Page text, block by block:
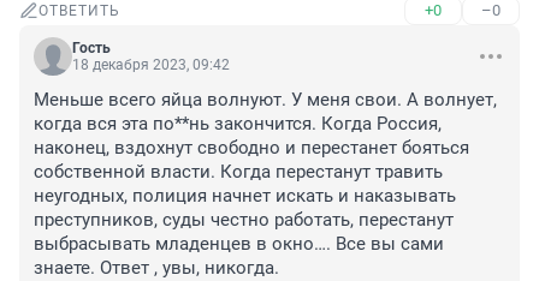
ОТВЕТИТЬ +0 –0
Гость
18 декабря 2023, 09:42
Меньше всего яйца волнуют. У меня свои. А волнует,
когда вся эта по**нь закончится. Когда Россия,
наконец, вздохнут свободно и перестанет бояться
собственной власти. Когда перестанут травить
неугодных, полиция начнет искать и наказывать
преступников, суды честно работать, перестанут
выбрасывать младенцев в окно…. Все вы сами
знаете. Ответ , увы, никогда.